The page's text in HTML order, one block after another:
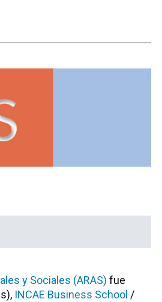
y Sociales (ARAS) fue
INCAE Business School /